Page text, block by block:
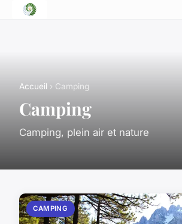
Accueil › Camping
Camping
Camping, plein air et nature
CAMPING